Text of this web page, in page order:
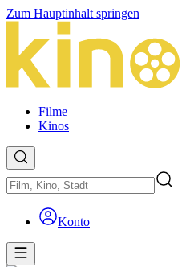
Zum Hauptinhalt springen
Filme
Kinos
Konto